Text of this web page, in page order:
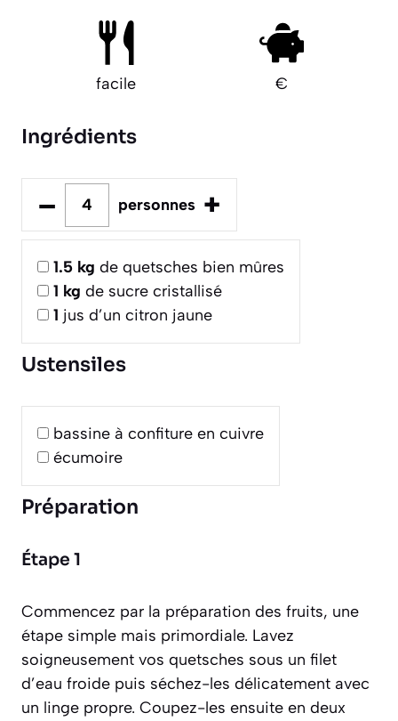
facile €
Ingrédients
– personnes +
1.5 kg de quetsches bien mûres
1 kg de sucre cristallisé
1 jus d’un citron jaune
Ustensiles
bassine à confiture en cuivre
écumoire
Préparation
Étape 1
Commencez par la préparation des fruits, une
étape simple mais primordiale. Lavez
soigneusement vos quetsches sous un filet
d’eau froide puis séchez-les délicatement avec
un linge propre. Coupez-les ensuite en deux